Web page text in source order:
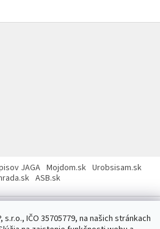
s.r.o., IČO 35705779, na našich stránkach
JAGA Mojdom.sk Urobsisam.sk
ASB.sk